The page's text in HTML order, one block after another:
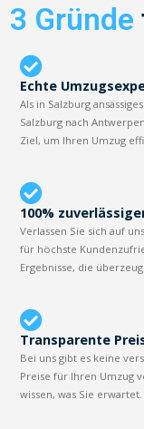
3 Gründe
Echte
Als in Salzburg
Salzburg nach
Ziel, um Ihren Umzug
100%
Verlassen Sie sich auf
für höchste
Ergebnisse, die
Transparente
Bei uns gibt es keine
Preise für Ihren Umzug
wissen, was Sie erwartet.